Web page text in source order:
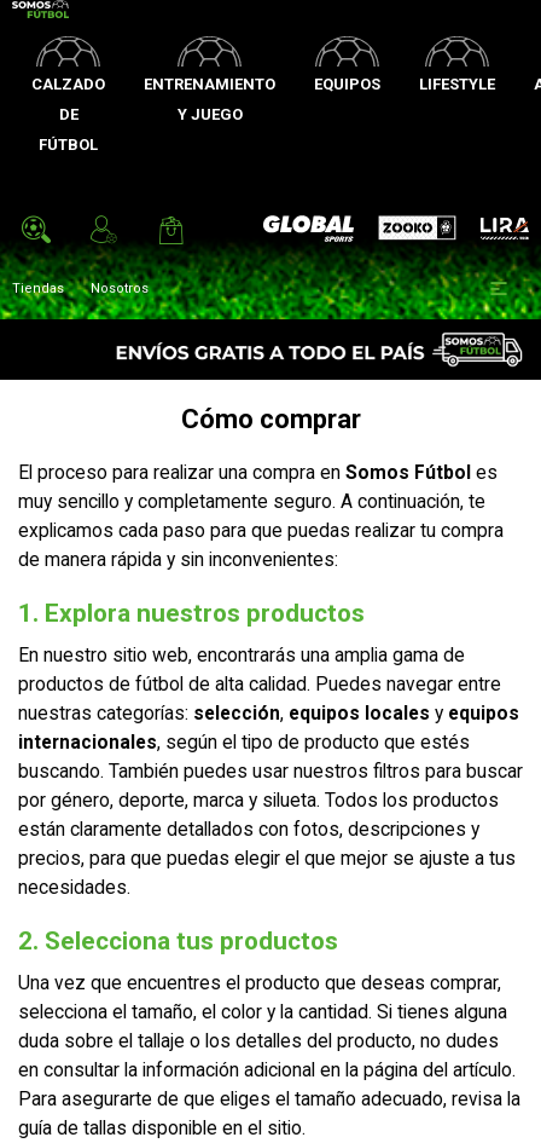
CALZADO
DE
FÚTBOL
ENTRENAMIENTO
Y JUEGO
EQUIPOS LIFESTYLE
Global Sports Zooko Lira
Tiendas Nosotros 
Cómo comprar
El proceso para realizar una compra en Somos Fútbol es
muy sencillo y completamente seguro. A continuación, te
explicamos cada paso para que puedas realizar tu compra
de manera rápida y sin inconvenientes:
1. Explora nuestros productos
En nuestro sitio web, encontrarás una amplia gama de
productos de fútbol de alta calidad. Puedes navegar entre
nuestras categorías: selección, equipos locales y equipos
internacionales, según el tipo de producto que estés
buscando. También puedes usar nuestros filtros para buscar
por género, deporte, marca y silueta. Todos los productos
están claramente detallados con fotos, descripciones y
precios, para que puedas elegir el que mejor se ajuste a tus
necesidades.
2. Selecciona tus productos
Una vez que encuentres el producto que deseas comprar,
selecciona el tamaño, el color y la cantidad. Si tienes alguna
duda sobre el tallaje o los detalles del producto, no dudes
en consultar la información adicional en la página del artículo.
Para asegurarte de que eliges el tamaño adecuado, revisa la
guía de tallas disponible en el sitio.